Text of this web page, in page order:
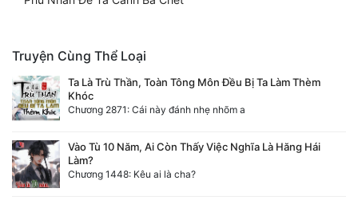
Truyện Cùng Thể Loại
Ta Là Trù Thần, Toàn Tông Môn Đều Bị Ta Làm Thèm
Khóc
Chương 2871: Cái này đánh nhẹ nhõm a
Vào Tù 10 Năm, Ai Còn Thấy Việc Nghĩa Là Hăng Hái
Làm?
Chương 1448: Kêu ai là cha?